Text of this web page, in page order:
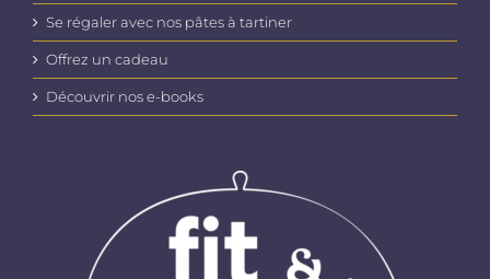
Se régaler avec nos pâtes à tartiner
Offrez un cadeau
Découvrir nos e-books